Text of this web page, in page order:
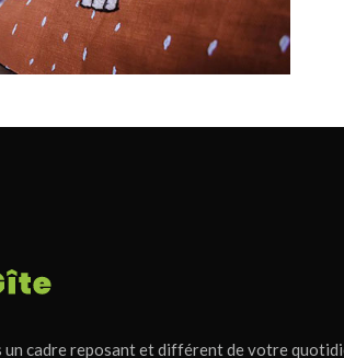
cadre reposant et différent de votre